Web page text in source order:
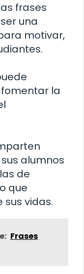
frases
una
motivar,
la
alumnos
de
que
vidas.
Frases